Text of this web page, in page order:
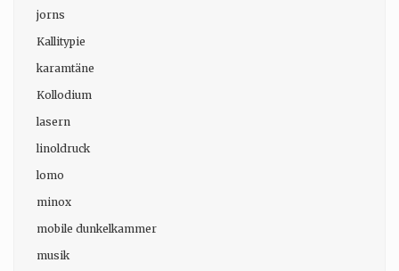
jorns
Kallitypie
karamtäne
Kollodium
lasern
linoldruck
lomo
minox
mobile dunkelkammer
musik